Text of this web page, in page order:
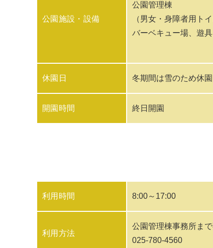
公園施設・設備
公園管理棟
（男女・身障者用ト
バーベキュー場、遊
休園日 冬期間は雪のため休
開園時間 終日開園
利用時間 8:00～17:00
利用方法
公園管理棟事務所ま
025-780-4560